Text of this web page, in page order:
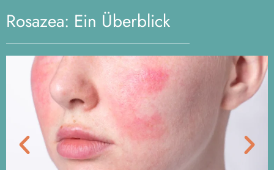
Rosazea: Ein Überblick